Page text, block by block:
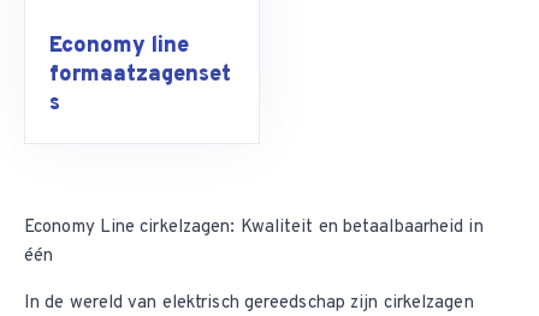
Economy line
formaatzagenset
s
Economy Line cirkelzagen: Kwaliteit en betaalbaarheid in
één
In de wereld van elektrisch gereedschap zijn cirkelzagen